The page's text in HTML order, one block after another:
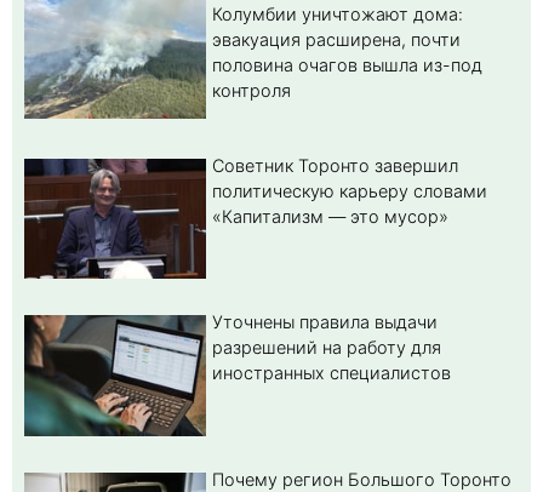
Колумбии уничтожают дома:
эвакуация расширена, почти
половина очагов вышла из-под
контроля
Советник Торонто завершил
политическую карьеру словами
«Капитализм — это мусор»
Уточнены правила выдачи
разрешений на работу для
иностранных специалистов
Почему регион Большого Торонто